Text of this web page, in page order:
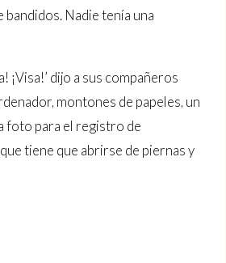
Nadie tenía una
¡Visa!’ dijo a sus compañeros
montones de papeles, un
foto para el registro de
tiene que abrirse de piernas y